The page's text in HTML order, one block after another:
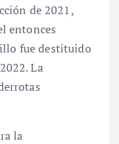
de 2021,
entonces
fue destituido
La
la